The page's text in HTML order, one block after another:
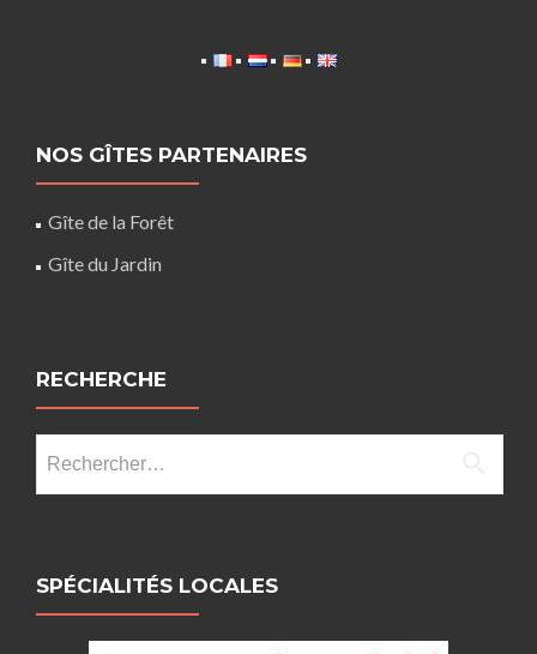
NOS GÎTES PARTENAIRES
Gîte de la Forêt
Gîte du Jardin
RECHERCHE
SPÉCIALITÉS LOCALES